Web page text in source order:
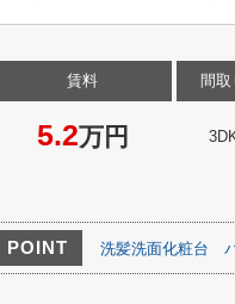
賃料
5.2万円
間取
POINT 洗髪洗面化粧台